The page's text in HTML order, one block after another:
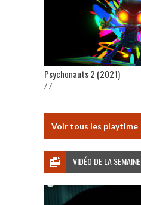
Psychonauts 2 (2021)
/ /
Voir tous les playtime
VIDÉO DE LA SEMAINE